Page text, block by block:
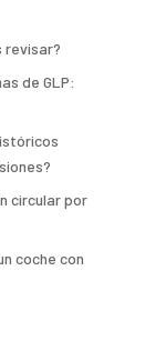
revisar?
de GLP:
circular por
coche con